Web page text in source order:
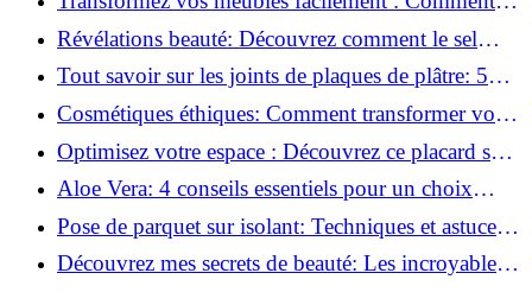
installer des roulettes en un clin d'œil !
Révélations beauté: Découvrez comment le sel
transforme votre routine!
Tout savoir sur les joints de plaques de plâtre: 5
questions clés pour comprendre les fissures!
Cosmétiques éthiques: Comment transformer votre
routine beauté!
Optimisez votre espace : Découvrez ce placard sous
rampant à portes coulissantes!
Aloe Vera: 4 conseils essentiels pour un choix
parfait!
Pose de parquet sur isolant: Techniques et astuces
pour un sol parfait!
Découvrez mes secrets de beauté: Les incroyables